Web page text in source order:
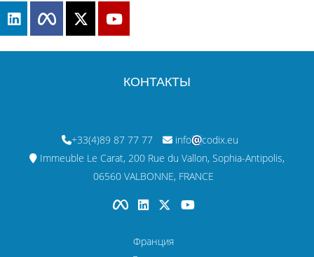
КОНТАКТЫ
+33(4)89 87 77 77 info
codix.eu
Immeuble Le Carat, 200 Rue du Vallon, Sophia-Antipolis,
06560 VALBONNE, FRANCE
Франция